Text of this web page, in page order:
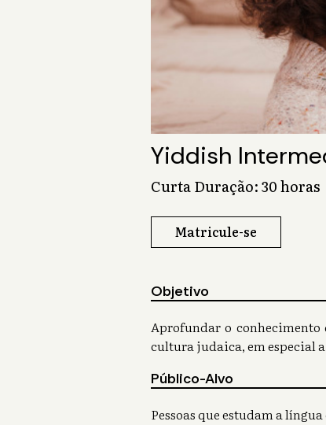
Yiddish
Curta Duração: 30 horas
Matricule-se
Objetivo
Aprofundar o
cultura judaica, em especial
Público-Alvo
Pessoas que estudam a